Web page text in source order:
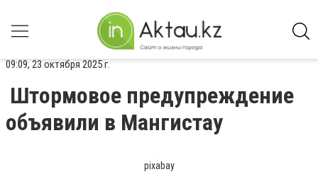
09:09, 23 октября 2025 г.
Штормовое предупреждение
объявили в Мангистау
pixabay